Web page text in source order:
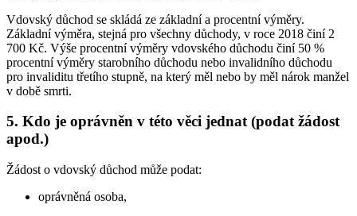
Vdovský důchod se skládá ze základní a procentní výměry.
Základní výměra, stejná pro všechny důchody, v roce 2018 činí 2
700 Kč. Výše procentní výměry vdovského důchodu činí 50 %
procentní výměry starobního důchodu nebo invalidního důchodu
pro invaliditu třetího stupně, na který měl nebo by měl nárok manžel
v době smrti.
5. Kdo je oprávněn v této věci jednat (podat žádost
apod.)
Žádost o vdovský důchod může podat:
oprávněná osoba,